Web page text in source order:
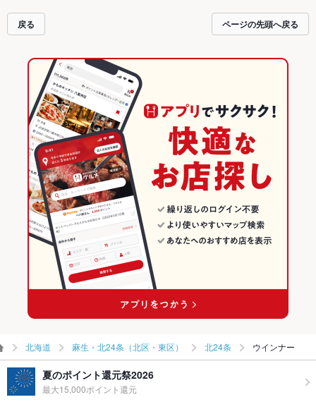
店も拡大中です。友達どうしの飲み会にも、会社の宴会にも、デートやパーテ
ィーにもお得に便利にホットペッパーグルメをご利用ください。
戻る ページの先頭へ戻る
北海道 麻生・北24条（北区・東区） 北24条 ウインナー
夏のポイント還元祭2026
最大15,000ポイント還元